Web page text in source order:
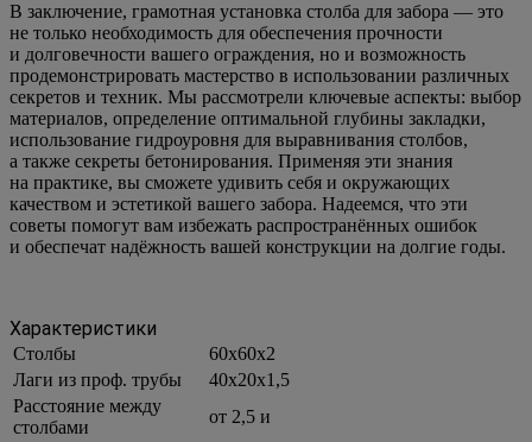
В заключение, грамотная установка столба для забора — это
не только необходимость для обеспечения прочности
и долговечности вашего ограждения, но и возможность
продемонстрировать мастерство в использовании различных
секретов и техник. Мы рассмотрели ключевые аспекты: выбор
материалов, определение оптимальной глубины закладки,
использование гидроуровня для выравнивания столбов,
а также секреты бетонирования. Применяя эти знания
на практике, вы сможете удивить себя и окружающих
качеством и эстетикой вашего забора. Надеемся, что эти
советы помогут вам избежать распространённых ошибок
и обеспечат надёжность вашей конструкции на долгие годы.
Характеристики
Столбы
60х60х2
Лаги из проф. трубы
40х20х1,5
Расстояние между
столбами
от 2,5 и